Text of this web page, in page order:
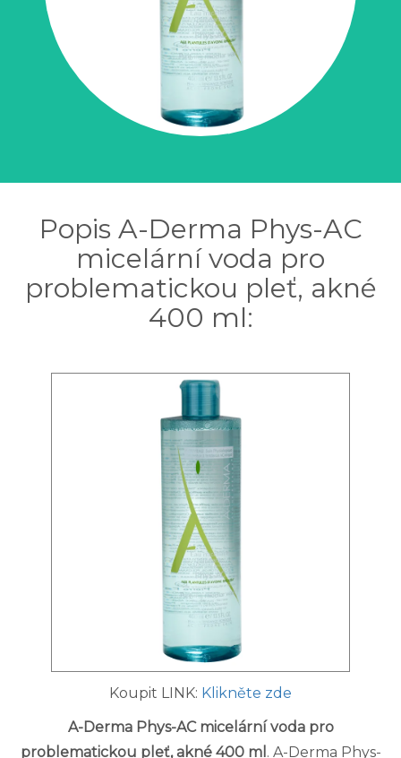
Popis A-Derma Phys-AC
micelární voda pro
problematickou pleť, akné
400 ml:
Koupit LINK: Klikněte zde
A-Derma Phys-AC micelární voda pro
problematickou pleť, akné 400 ml . A-Derma Phys-